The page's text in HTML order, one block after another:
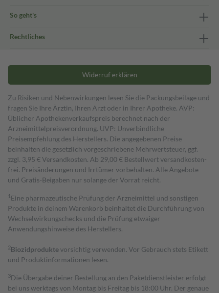
So geht's
Rechtliches
Widerruf erklären
Zu Risiken und Nebenwirkungen lesen Sie die Packungsbeilage und
fragen Sie Ihre Ärztin, Ihren Arzt oder in Ihrer Apotheke. AVP:
Üblicher Apothekenverkaufspreis berechnet nach der
Arzneimittelpreisverordnung. UVP: Unverbindliche
Preisempfehlung des Herstellers. Die angegebenen Preise
beinhalten die gesetzlich vorgeschriebene Mehrwertsteuer, ggf.
zzgl. 3,95 € Versandkosten. Ab 29,00 € Bestell­wert versand­kosten­
frei. Preisänderungen und Irrtümer vorbehalten. Alle Angebote
und Gratis-Beigaben nur solange der Vorrat reicht.
1 Eine pharmazeutische Prüfung der Arzneimittel und sonstigen
Produkte in deinem Warenkorb beinhaltet die Durchführung von
Wechselwirkungschecks und die Prüfung etwaiger
Anwendungshinweise des Herstellers.
2Biozidproduktevorsichtig verwenden. Vor Gebrauch stets Etikett
und Produktinformationen lesen.
3Die Übergabe deiner Bestellung an den Paketdienstleister erfolgt
bei uns werktags von Montag bis Freitag bis 18:00 Uhr. Der genaue